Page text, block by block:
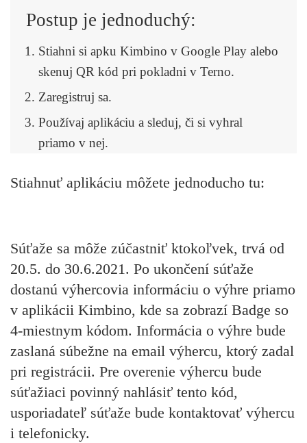
Postup je jednoduchý:
Stiahni si apku Kimbino v Google Play alebo
skenuj QR kód pri pokladni v Terno. ​​​
Zaregistruj sa.
Používaj aplikáciu a sleduj, či si vyhral
priamo v nej.
Stiahnuť aplikáciu môžete jednoducho tu:
Súťaže sa môže zúčastniť ktokoľvek, trvá od
20.5. do 30.6.2021. Po ukončení súťaže
dostanú výhercovia informáciu o výhre priamo
v aplikácii Kimbino, kde sa zobrazí Badge so
4-miestnym kódom. Informácia o výhre bude
zaslaná súbežne na email výhercu, ktorý zadal
pri registrácii. Pre overenie výhercu bude
súťažiaci povinný nahlásiť tento kód,
usporiadateľ súťaže bude kontaktovať výhercu
i telefonicky.